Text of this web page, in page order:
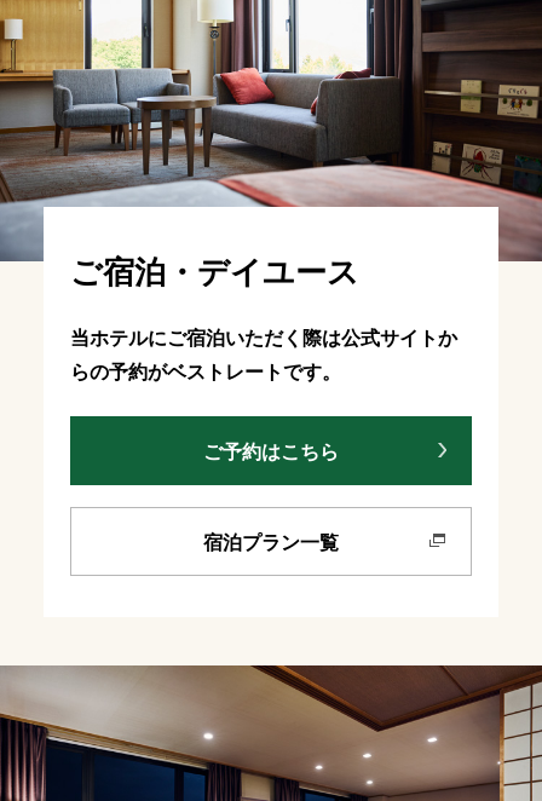
ご宿泊・デイユース
当ホテルにご宿泊いただく際は公式サイトか
らの予約がベストレートです。
ご予約はこちら
宿泊プラン一覧